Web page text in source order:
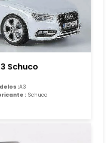
Schuco
:A3
: Schuco